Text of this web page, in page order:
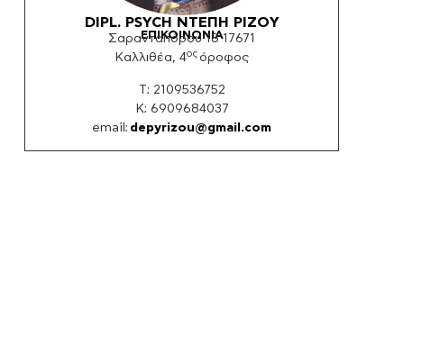
DIPL. PSYCH ΝΤΕΠΗ ΡΙΖΟY
ΕΠΙΚΟΙΝΩΝΙΑ
Σαρανταπόρου 18 17671
Καλλιθέα, 4ος όροφος
Τ: 2109536752
K: 6909684037
email: depyrizou@gmail.com